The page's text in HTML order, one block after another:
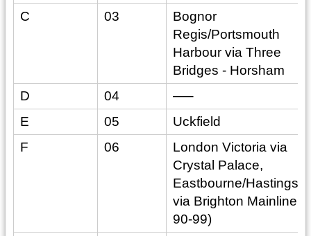
C 03
Bognor
Regis/Portsmouth
Harbour via Three
Bridges - Horsham
D
04
—–
E
05
Uckfield
F
06
London Victoria via
Crystal Palace,
Eastbourne/Hastings/
via Brighton Mainline
90-99)